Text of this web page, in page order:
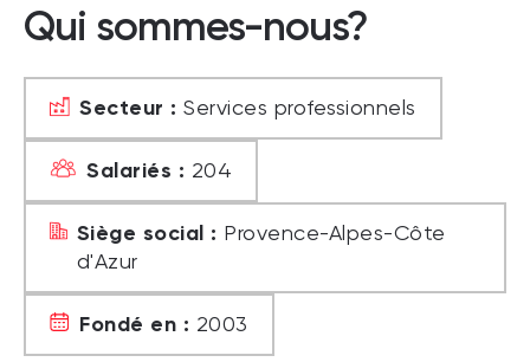
Qui sommes-nous?
Secteur : Services professionnels
Salariés : 204
Siège social : Provence-Alpes-Côte
d'Azur
Fondé en : 2003